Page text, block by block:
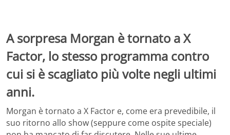
A sorpresa Morgan è tornato a X
Factor, lo stesso programma contro
cui si è scagliato più volte negli ultimi
anni.
Morgan è tornato a X Factor e, come era prevedibile, il
suo ritorno allo show (seppure come ospite speciale)